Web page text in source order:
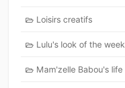
Loisirs creatifs
Lulu's look of the week
Mam'zelle Babou's life